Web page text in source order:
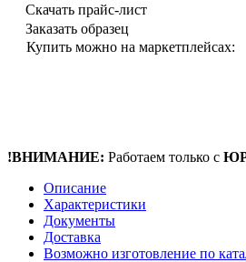
Скачать прайс-лист
Заказать образец
Купить можно на маркетплейсах:
!ВНИМАНИЕ: Работаем только с
Описание
Характеристики
Документы
Доставка
Возможно изготовление по